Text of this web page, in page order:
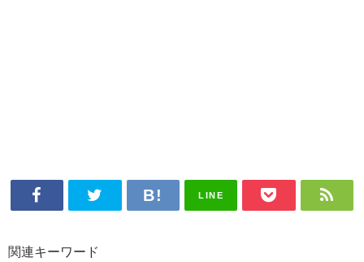
LINE
関連キーワード